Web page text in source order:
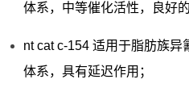
体系，中等催化活性，良好
nt cat c-154 适用于脂肪族异
体系，具有延迟作用；